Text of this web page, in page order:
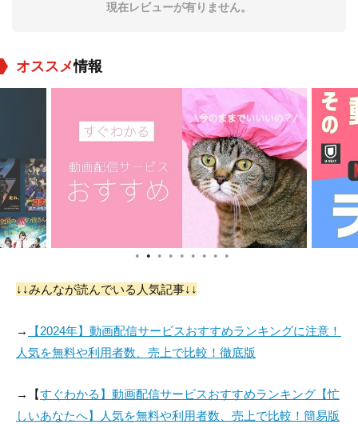
役：Himself
Naughty by Nature
役：Themselves
Raekwon
役：Himself
役：Himself
現在レビューが有りません。
オススメ情報
● ● ● ● ● ● ● ● ●
↓↓みんなが読んでいる人気記事↓↓
→
【2024年】動画配信サービスおすすめランキングに注意！
人気を無料や利用者数、売上で比較！徹底版
→【すぐわかる】動画配信サービスおすすめランキング【忙
しいあなたへ】人気を無料や利用者数、売上で比較！簡易版